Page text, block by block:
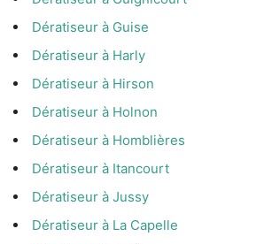
Dératiseur à Guise
Dératiseur à Harly
Dératiseur à Hirson
Dératiseur à Holnon
Dératiseur à Homblières
Dératiseur à Itancourt
Dératiseur à Jussy
Dératiseur à La Capelle